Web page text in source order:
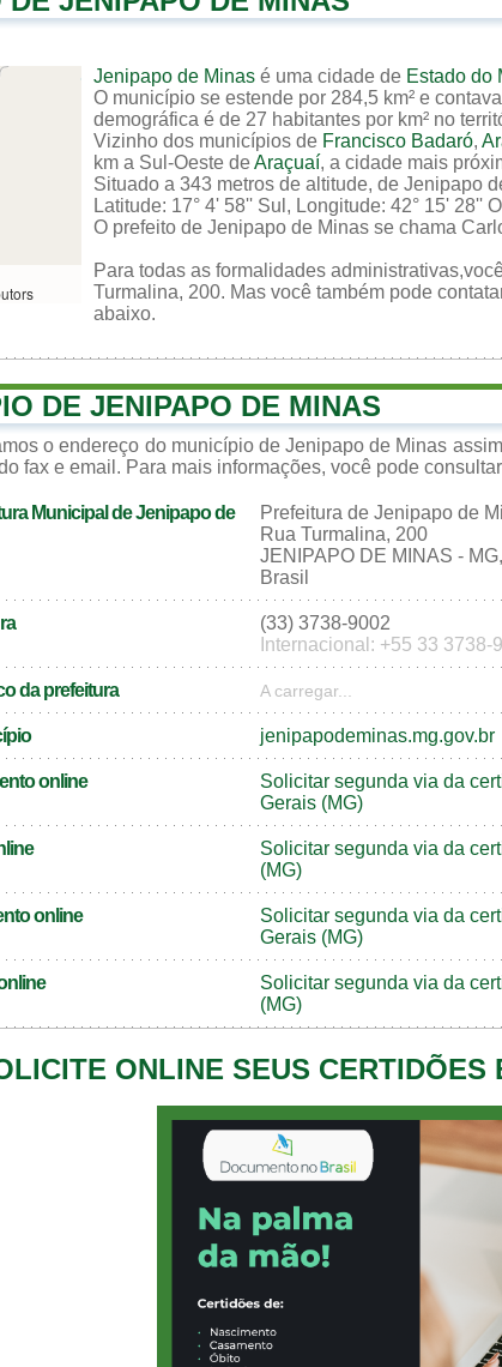
Jenipapo de Minas é uma cidade de Estado do
O município se estende por 284,5 km² e
demográfica é de 27 habitantes por km² no
Vizinho dos municípios de Francisco Badaró,
km a Sul-Oeste deAraçuaí, a cidade mais
Situado a 343 metros de altitude, de Jenipapo
Latitude: 17° 4' 58'' Sul, Longitude: 42° 15' 28''
O prefeito de Jenipapo de Minas se chama
Para todas as formalidades
Turmalina, 200. Mas você também pode
abaixo.
DE JENIPAPO DE MINAS
o endereço do município de Jenipapo de Minas
fax e email. Para mais informações, você pode
Municipal de Jenipapo de
Prefeitura de Jenipapo de
Rua Turmalina, 200
JENIPAPO DE MINAS -
Brasil
(33) 3738-9002
Internacional: +55 33 3738-
da prefeitura A carregar...
jenipapodeminas.mg.gov.br
online
Solicitar segunda via da
Gerais (MG)
Solicitar segunda via da
(MG)
online
Solicitar segunda via da
Gerais (MG)
Solicitar segunda via da
(MG)
ONLINE SEUS CERTIDÕES